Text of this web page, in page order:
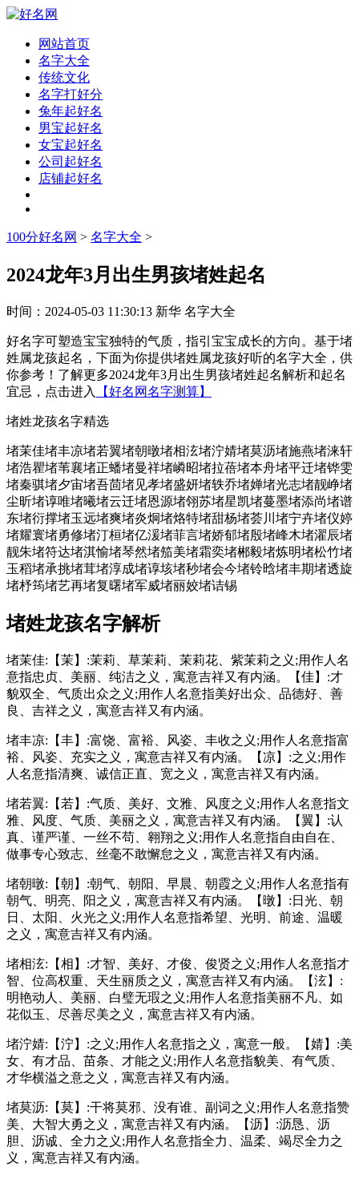
网站首页
名字大全
传统文化
名字打好分
兔年起好名
男宝起好名
女宝起好名
公司起好名
店铺起好名
100分好名网 > 名字大全 >
2024龙年3月出生男孩堵姓起名
时间： 2024-05-03 11:30:13 新华 名字大全
好名字可塑造宝宝独特的气质，指引宝宝成长的方向。基于堵
姓属龙孩起名，下面为你提供堵姓属龙孩好听的名字大全，供
你参考！了解更多2024龙年3月出生男孩堵姓起名解析和起名
宜忌，点击进入
【好名网名字测算】
堵姓龙孩名字精选
堵茉佳堵丰凉堵若翼堵朝暾堵相泫堵泞婧堵莫沥堵施燕堵涞轩
堵浩瞿堵苇襄堵正蟠堵曼祥堵嶙昭堵拉蓓堵本舟堵平迁堵铧雯
堵秦骐堵夕宙堵吾茴堵见孝堵盛妍堵轶乔堵婵堵光志堵靓峥堵
尘昕堵谆唯堵曦堵云迁堵恩源堵翎苏堵星凯堵蔓墨堵添尚堵谱
东堵衍撑堵玉远堵爽堵炎炯堵烙特堵甜杨堵荟川 堵宁卉堵仪婷
堵耀寰堵勇修堵汀桓堵亿湲堵菲言堵娇郁堵殷堵峰木堵濯辰堵
靓朱堵符达堵淇愉堵琴然堵笳美堵霜奕堵郴毅堵炼明堵松竹堵
玉稻堵承挑堵茸堵淳成堵谆垓堵秒堵会今堵铃晗堵丰期堵透旋
堵杼筠堵艺再堵复曙堵军威堵丽姣堵诘锡
堵姓龙孩名字解析
堵茉佳:【茉】:茉莉、草茉莉、茉莉花、紫茉莉之义;用作人名
意指忠贞、美丽、纯洁之义，寓意吉祥又有内涵。【佳】:才
貌双全、气质出众之义;用作人名意指美好出众、品德好、善
良、吉祥之义，寓意吉祥又有内涵。
堵丰凉:【丰】:富饶、富裕、风姿、丰收之义;用作人名意指富
裕、风姿、充实之义，寓意吉祥又有内涵。【凉】:之义;用作
人名意指清爽、诚信正直、宽之义，寓意吉祥又有内涵。
堵若翼:【若】:气质、美好、文雅、风度之义;用作人名意指文
雅、风度、气质、美丽之义，寓意吉祥又有内涵。【翼】:认
真、谨严谨、一丝不苟、翱翔之义;用作人名意指自由自在、
做事专心致志、丝毫不敢懈怠之义，寓意吉祥又有内涵。
堵朝暾:【朝】:朝气、朝阳、早晨、朝霞之义;用作人名意指有
朝气、明亮、阳之义，寓意吉祥又有内涵。【暾】:日光、朝
日、太阳、火光之义;用作人名意指希望、光明、前途、温暖
之义，寓意吉祥又有内涵。
堵相泫:【相】:才智、美好、才俊、俊贤之义;用作人名意指才
智、位高权重、天生丽质之义，寓意吉祥又有内涵。【泫】:
明艳动人、美丽、白璧无瑕之义;用作人名意指美丽不凡、如
花似玉、尽善尽美之义，寓意吉祥又有内涵。
堵泞婧:【泞】:之义;用作人名意指之义，寓意一般。【婧】:美
女、有才品、苗条、才能之义;用作人名意指貌美、有气质、
才华横溢之意之义，寓意吉祥又有内涵。
堵莫沥:【莫】:干将莫邪、没有谁、副词之义;用作人名意指赞
美、大智大勇之义，寓意吉祥又有内涵。【沥】:沥恳、沥
胆、沥诚、全力之义;用作人名意指全力、温柔、竭尽全力之
义，寓意吉祥又有内涵。